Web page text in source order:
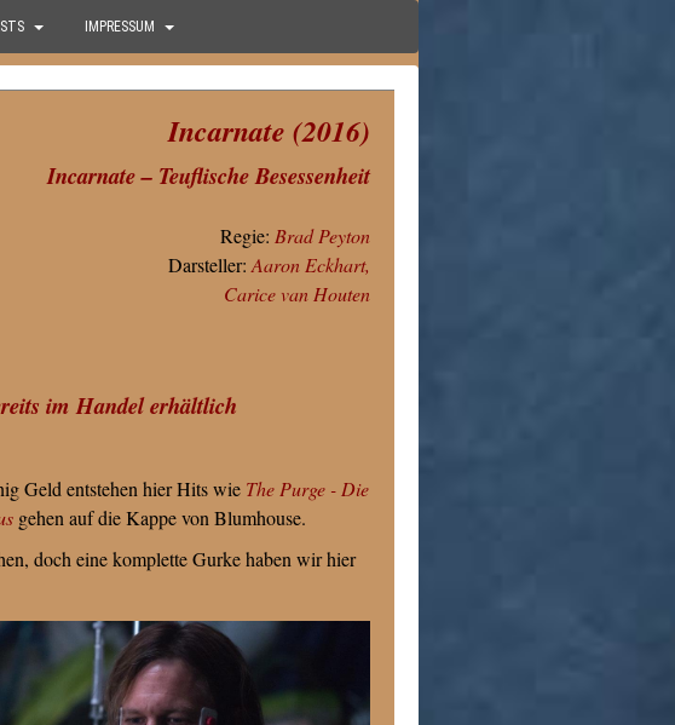
IMPRESSUM
Incarnate (2016)
Incarnate – Teuflische Besessenheit
Regie: Brad Peyton
Darsteller: Aaron Eckhart,
Carice van Houten
im Handel erhältlich
Geld entstehen hier Hits wie The Purge - Die
gehen auf die Kappe von Blumhouse.
doch eine komplette Gurke haben wir hier